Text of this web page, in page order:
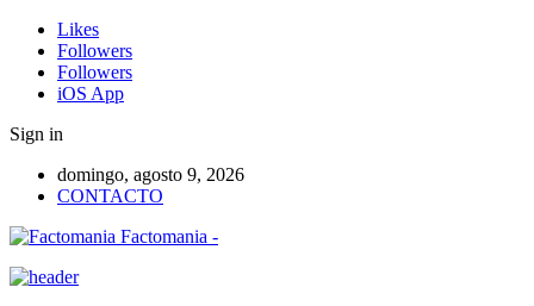
Likes
Followers
Followers
iOS App
Sign in
domingo, agosto 9, 2026
CONTACTO
Factomania -